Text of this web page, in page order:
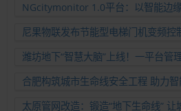
NGcitymonitor 1.0平台：以智能边
准运维新范式
尼果物联发布节能型电梯门机变频控
潍坊地下“智慧大脑”上线！一平台管
合肥构筑城市生命线安全工程 助力
太原管网改造：锻造“地下生命线” 让